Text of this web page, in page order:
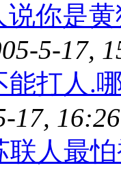
说你是
5-17,
能打人.
17,
联人最